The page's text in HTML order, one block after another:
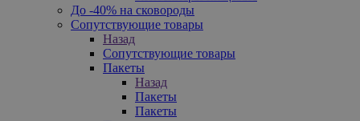
До -40% на сковороды
Сопутствующие товары
Назад
Сопутствующие товары
Пакеты
Назад
Пакеты
Пакеты